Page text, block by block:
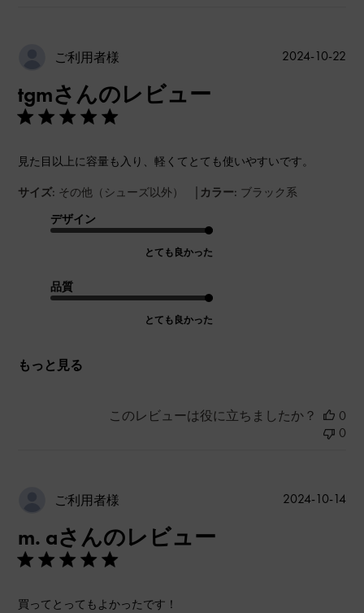
ご利用者様
tgmさんのレビュー
見た目以上に容量も入り、軽くてとても使いやすいです。
サイズ: その他（シューズ以外） | カラー: ブラック系
デザイン
とても良かった
品質
とても良かった
もっと見る
公
2024-10-22
このレビューは役に立ちましたか？
0
0
ご利用者様
m. aさんのレビュー
買ってとってもよかったです！
公
2024-10-14